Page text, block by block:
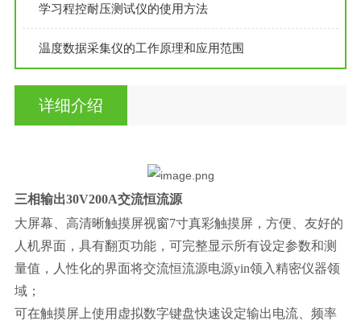
学习程控耐压测试仪的使用方法
温度数据采集仪的工作原理和应用范围
详细介绍
三相输出30V200A交流恒流源
大屏幕、高清晰触摸屏视窗7寸真彩触摸屏，方便、友好的
人机界面，具有翻页功能，可完整显示所有设定参数和测
量值，人性化的界面将交流恒流源电源yin领入精密仪器领
域；
可在触摸屏上使用虚拟数字键盘快速设定输出电流、频率